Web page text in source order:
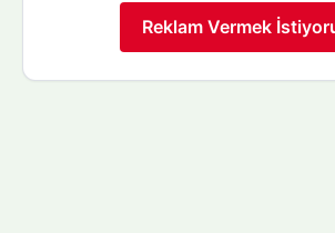
Reklam Vermek